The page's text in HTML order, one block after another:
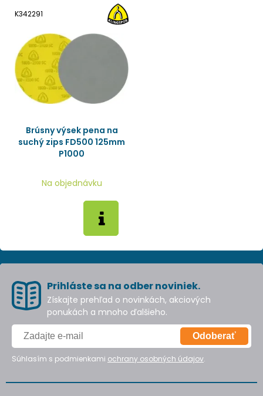
K342291
Brúsny výsek pena na
suchý zips FD500 125mm
P1000
Na objednávku
Prihláste sa na odber noviniek.
Získajte prehľad o novinkách, akciových
ponukách a mnoho ďalšieho.
Odoberať
Súhlasím s podmienkami ochrany osobných údajov.